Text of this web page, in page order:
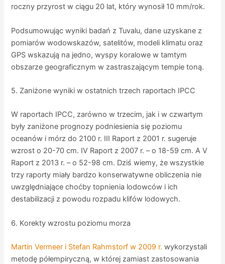
roczny przyrost w ciągu 20 lat, który wynosił 10 mm/rok.
Podsumowując wyniki badań z Tuvalu, dane uzyskane z
pomiarów wodowskazów, satelitów, modeli klimatu oraz
GPS wskazują na jedno, wyspy koralowe w tamtym
obszarze geograficznym w zastraszającym tempie toną.
5. Zaniżone wyniki w ostatnich trzech raportach IPCC
W raportach IPCC, zarówno w trzecim, jak i w czwartym
były zaniżone prognozy podniesienia się poziomu
oceanów i mórz do 2100 r. III Raport z 2001 r. sugeruje
wzrost o 20-70 cm. IV Raport z 2007 r. – o 18-59 cm. A V
Raport z 2013 r. – o 52-98 cm. Dziś wiemy, że wszystkie
trzy raporty miały bardzo konserwatywne obliczenia nie
uwzględniające choćby topnienia lodowców i ich
destabilizacji z powodu rozpadu klifów lodowych.
6. Korekty wzrostu poziomu morza
Martin Vermeer i Stefan Rahmstorf w 2009 r. wykorzystali
metodę półempiryczną, w której zamiast zastosowania